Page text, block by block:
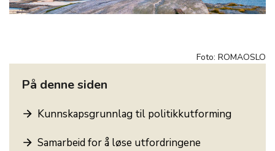
Foto: ROMAOSLO
På denne siden
Kunnskapsgrunnlag til politikkutforming
Samarbeid for å løse utfordringene